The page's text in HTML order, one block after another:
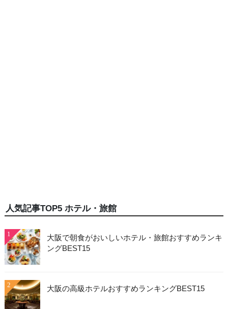
人気記事TOP5 ホテル・旅館
1
大阪で朝食がおいしいホテル・旅館おすすめランキ
ングBEST15
2 大阪の高級ホテルおすすめランキングBEST15